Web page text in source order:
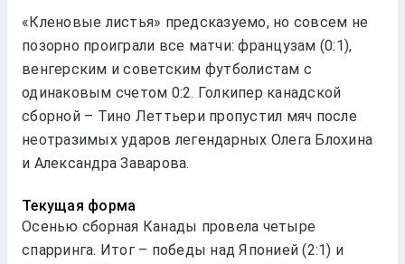
«Кленовые листья» предсказуемо, но совсем не
позорно проиграли все матчи: французам (0:1),
венгерским и советским футболистам с
одинаковым счетом 0:2. Голкипер канадской
сборной – Тино Леттьери пропустил мяч после
неотразимых ударов легендарных Олега Блохина
и Александра Заварова.
Текущая форма
Осенью сборная Канады провела четыре
спарринга. Итог – победы над Японией (2:1) и